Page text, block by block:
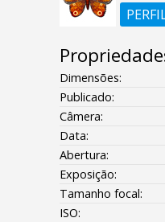
Dimensões:
Publicado:
Câmera:
Data:
Abertura:
Exposição:
Tamanho focal:
ISO: